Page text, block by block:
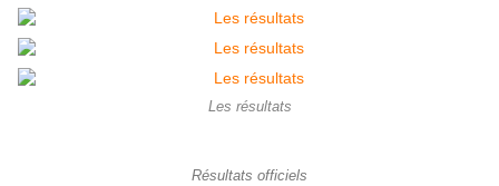
Les résultats
Résultats officiels